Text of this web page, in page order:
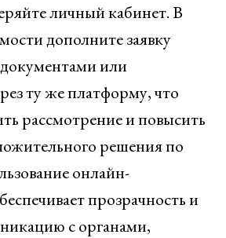
личный кабинет. В
дополните заявку
или
ту же платформу, что
рассмотрение и повысить
решения по
онлайн-
прозрачность и
с органами,